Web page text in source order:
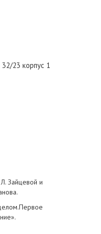
23 корпус 1
Зайцевой и